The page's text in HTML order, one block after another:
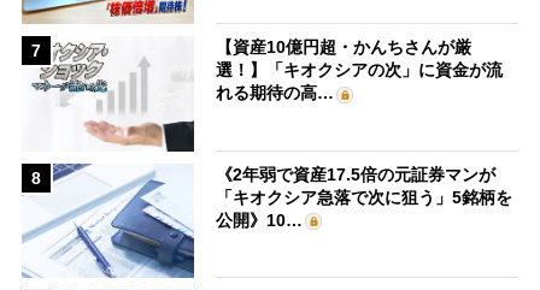
7
【資産10億円超・かんちさんが厳
選！】「キオクシアの次」に資金が流
れる期待の高…
8
《2年弱で資産17.5倍の元証券マンが
「キオクシア急落で次に狙う」5銘柄を
公開》10…